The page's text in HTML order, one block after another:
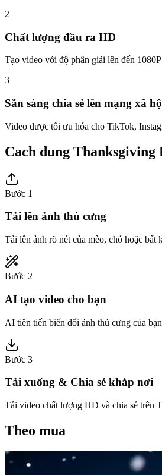
2
Chất lượng đầu ra HD
Tạo video với độ phân giải lên đến
3
Sẵn sàng chia sẻ lên mạng xã
Video được tối ưu hóa cho TikTok,
Cach dung Thanksgiving
Bước 1
Tải lên ảnh thú cưng
Tải lên ảnh rõ nét của mèo, chó hoặc
Bước 2
AI tạo video cho bạn
AI tiên tiến biến đổi ảnh thú cưng của
Bước 3
Tải xuống & Chia sẻ khắp nơi
Tải video chất lượng HD và chia sẻ trên
Theo mua